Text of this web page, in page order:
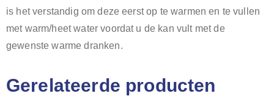
is het verstandig om deze eerst op te warmen en te vullen
met warm/heet water voordat u de kan vult met de
gewenste warme dranken.
Gerelateerde producten